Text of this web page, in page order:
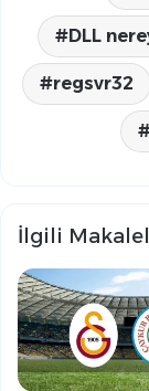
DLL
regsvr32
İlgili